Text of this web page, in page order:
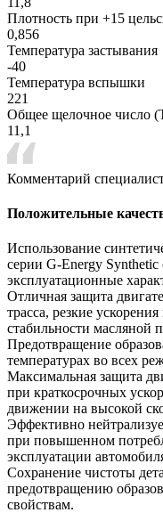
Плотность при +15
0,856
Температура застывания
-40
Температура вспышки
221
Общее щелочное число
11,1
Комментарий
Положительные
Использование
серии G-Energy
эксплуатационные
Отличная защита
трасса, резкие
стабильности масляной
Предотвращение
температурах во всех
Максимальная защита
при краткосрочных
движении на высокой
Эффективно
при повышенном
эксплуатации
Сохранение чистоты
предотвращению
свойствам.